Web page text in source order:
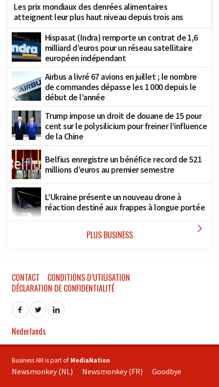
Les prix mondiaux des denrées alimentaires
atteignent leur plus haut niveau depuis trois ans
Hispasat (Indra) remporte un contrat de 1,6
milliard d’euros pour un réseau satellitaire
européen indépendant
Airbus a livré 67 avions en juillet ; le nombre
de commandes dépasse les 1 000 depuis le
début de l’année
Trump impose un droit de douane de 15 pour
cent sur le polysilicium pour freiner l’influence
de la Chine
Belfius enregistre un bénéfice record de 521
millions d’euros au premier semestre
L’Ukraine présente un nouveau drone à
réaction destiné aux frappes à longue portée
PLUS BUSINESS 
CONTACT
CONDITIONS D’UTILISATION
DÉCLARATION DE CONFIDENTIALITÉ
Nederlands
Business AM is part of MediaNation
Newsmonkey (NL) Newsmonkey (FR) Goodbye